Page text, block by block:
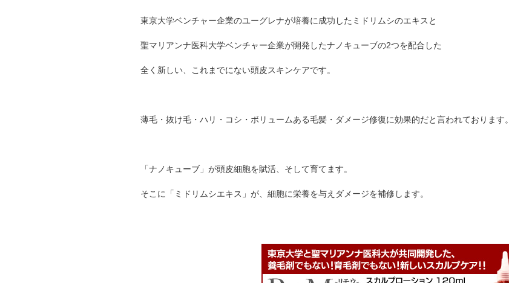
東京大学ベンチャー企業のユーグレナが培養に成功したミドリムシのエキスと
聖マリアンナ医科大学ベンチャー企業が開発したナノキューブの2つを配合した
全く新しい、これまでにない頭皮スキンケアです。
薄毛・抜け毛・ハリ・コシ・ボリュームある毛髪・ダメージ修復に効果的だと言われております。
「ナノキューブ」が頭皮細胞を賦活、そして育てます。
そこに「ミドリムシエキス」が、細胞に栄養を与えダメージを補修します。